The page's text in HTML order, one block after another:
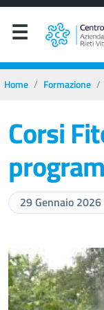
Home Formazione
Corsi
29 Gennaio 2026